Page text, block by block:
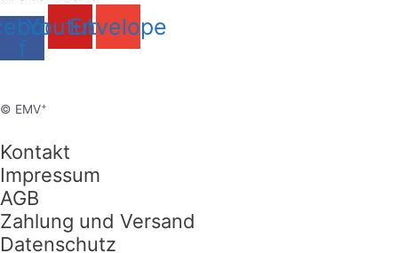
f
YoutubeEnvelope
© EMV+
Kontakt
Impressum
AGB
Zahlung und Versand
Datenschutz